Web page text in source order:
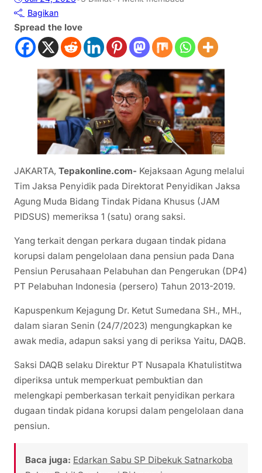
Bagikan
Spread the love
JAKARTA, Tepakonline.com- Kejaksaan Agung melalui
Tim Jaksa Penyidik pada Direktorat Penyidikan Jaksa
Agung Muda Bidang Tindak Pidana Khusus (JAM
PIDSUS) memeriksa 1 (satu) orang saksi.
Yang terkait dengan perkara dugaan tindak pidana
korupsi dalam pengelolaan dana pensiun pada Dana
Pensiun Perusahaan Pelabuhan dan Pengerukan (DP4)
PT Pelabuhan Indonesia (persero) Tahun 2013-2019.
Kapuspenkum Kejagung Dr. Ketut Sumedana SH., MH.,
dalam siaran Senin (24/7/2023) mengungkapkan ke
awak media, adapun saksi yang di periksa Yaitu, DAQB.
Saksi DAQB selaku Direktur PT Nusapala Khatulistitwa
diperiksa untuk memperkuat pembuktian dan
melengkapi pemberkasan terkait penyidikan perkara
dugaan tindak pidana korupsi dalam pengelolaan dana
pensiun.
Baca juga: Edarkan Sabu SP Dibekuk Satnarkoba